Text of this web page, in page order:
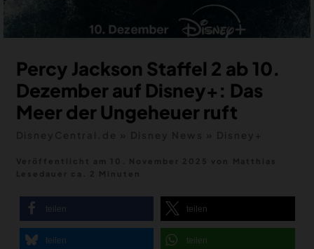
Percy Jackson Staffel 2 ab 10.
Dezember auf Disney+: Das
Meer der Ungeheuer ruft
teilen teilen
teilen teilen